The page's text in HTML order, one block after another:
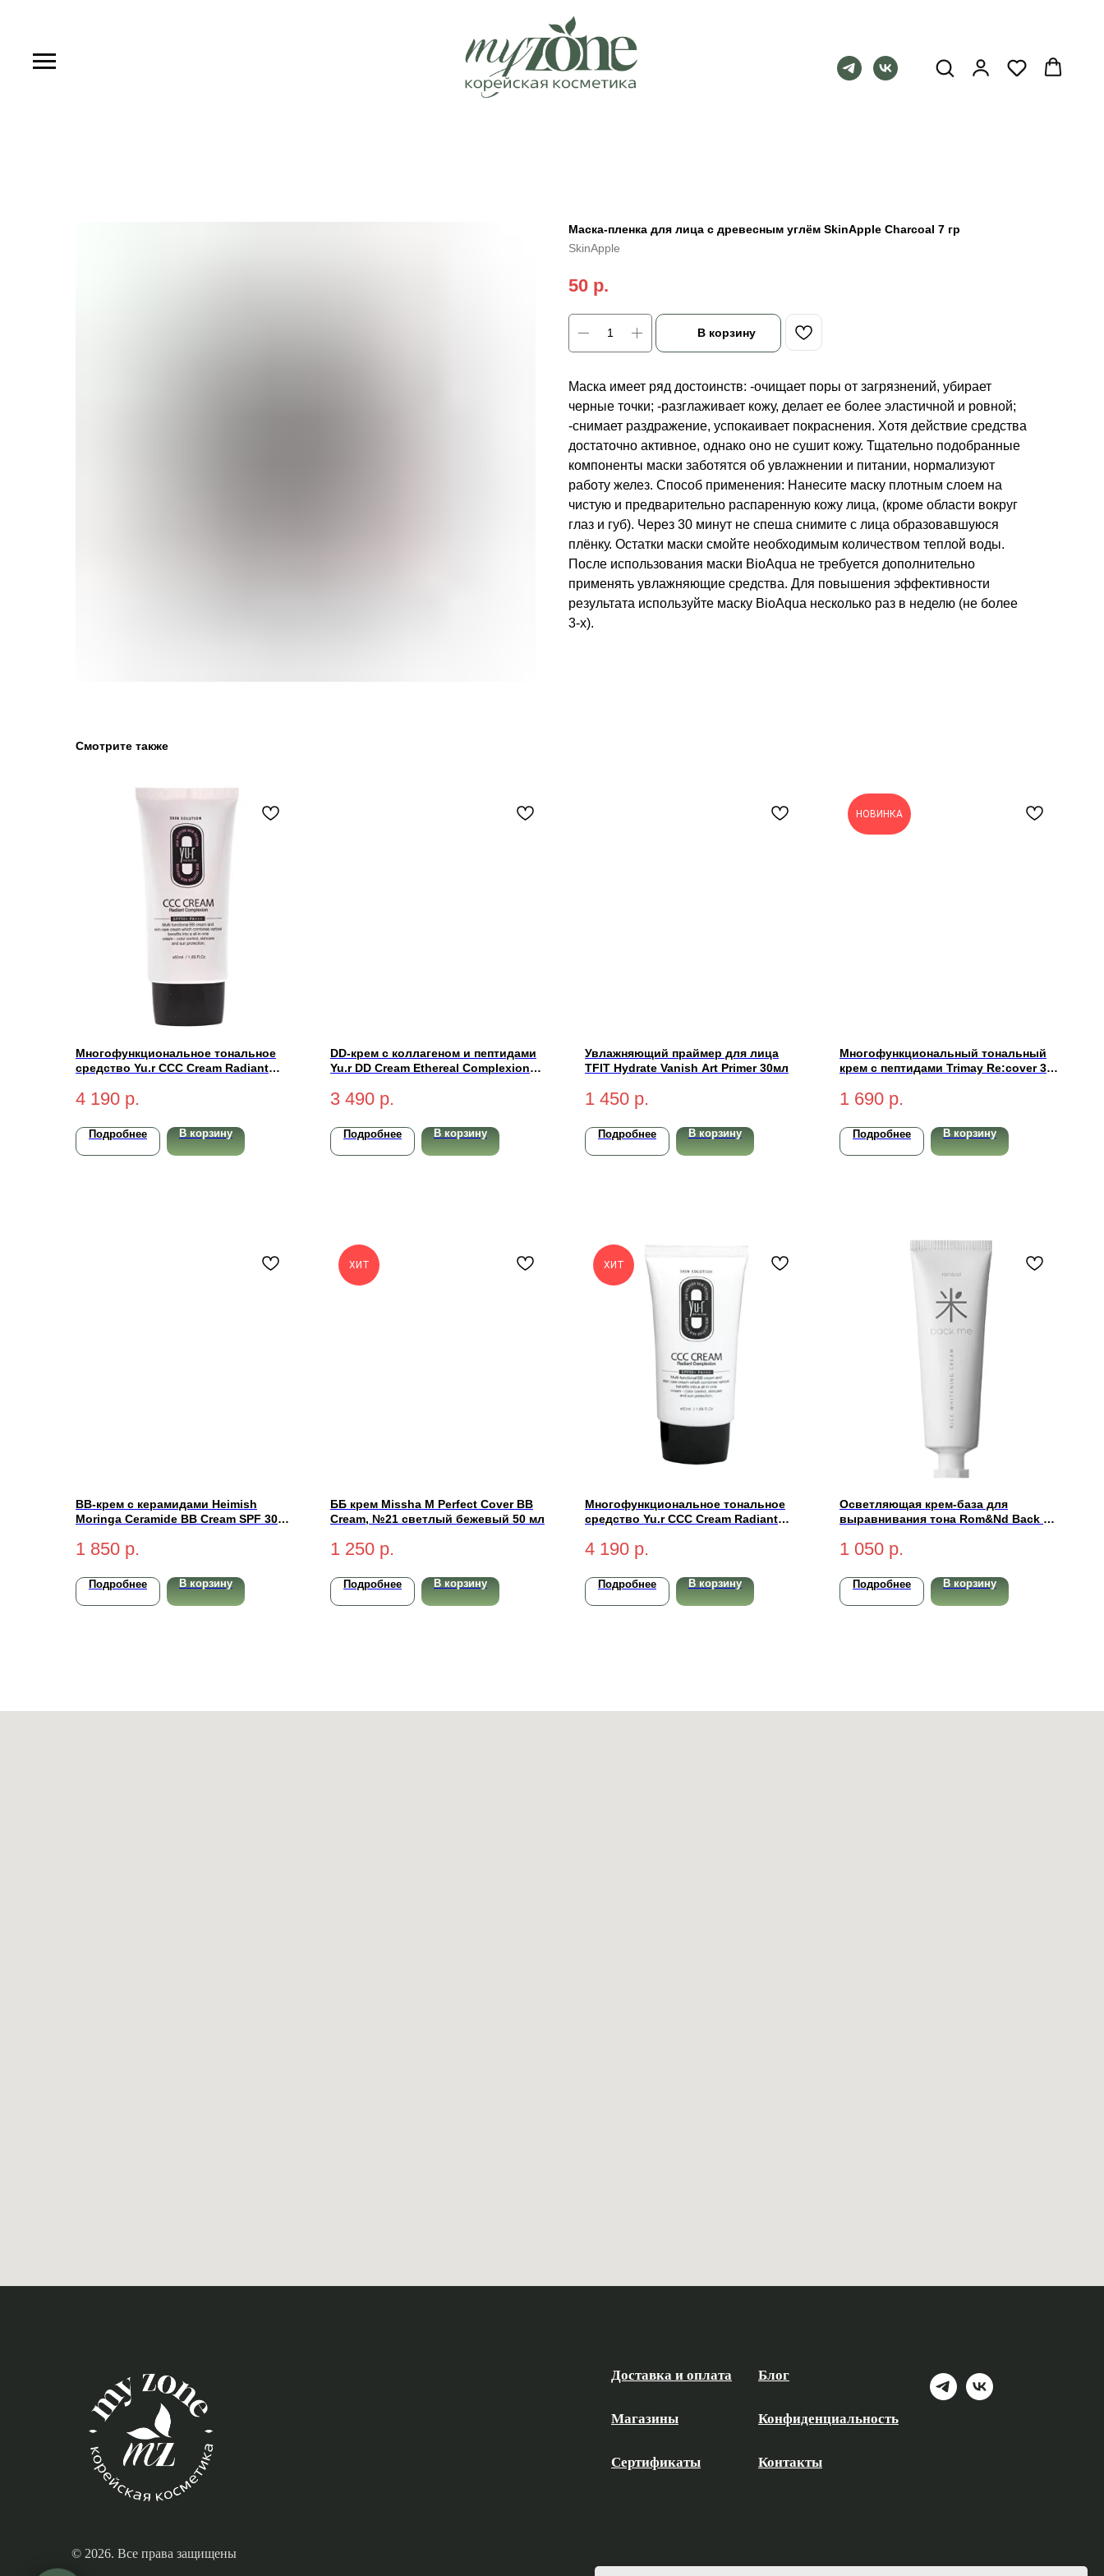
Маска-пленка для лица с древесным углём SkinApple Charcoal 7 гр
SkinApple
50 р.
В корзину
Маска имеет ряд достоинств: -очищает поры от загрязнений, убирает
черные точки; -разглаживает кожу, делает ее более эластичной и ровной;
-снимает раздражение, успокаивает покраснения. Хотя действие средства
достаточно активное, однако оно не сушит кожу. Тщательно подобранные
компоненты маски заботятся об увлажнении и питании, нормализуют
работу желез. Способ применения: Нанесите маску плотным слоем на
чистую и предварительно распаренную кожу лица, (кроме области вокруг
глаз и губ). Через 30 минут не спеша снимите с лица образовавшуюся
плёнку. Остатки маски смойте необходимым количеством теплой воды.
После использования маски BioAqua не требуется дополнительно
применять увлажняющие средства. Для повышения эффективности
результата используйте маску BioAqua несколько раз в неделю (не более
3-х).
Смотрите также
Многофункциональное тональное
средство Yu.r CCC Cream Radiant
светлый) 50 мл
4 190 р.
Подробнее В корзину
DD-крем с коллагеном и пептидами
Yu.r DD Cream Ethereal Complexion
3 490 р.
Подробнее В корзину
Увлажняющий праймер для лица
TFIT Hydrate Vanish Art Primer 30мл
1 450 р.
Подробнее В корзину
НОВИНКА
Многофункциональный тональный
крем с пептидами Trimay Re:cover 3-
Light 30мл
1 690 р.
Подробнее В корзину
BB-крем с керамидами Heimish
Moringa Ceramide BB Cream SPF 30
1 850 р.
Подробнее В корзину
ХИТ
ББ крем Missha M Perfect Cover BB
Cream, №21 светлый бежевый 50 мл
1 250 р.
Подробнее В корзину
ХИТ
Многофункциональное тональное
средство Yu.r CCC Cream Radiant
натуральный) 50 мл
4 190 р.
Подробнее В корзину
Осветляющая крем-база для
выравнивания тона Rom&Nd Back Me
1 050 р.
Подробнее В корзину
© 2026. Все права защищены
Доставка и оплата
Магазины
Сертификаты
Блог
Конфиденциальность
Контакты